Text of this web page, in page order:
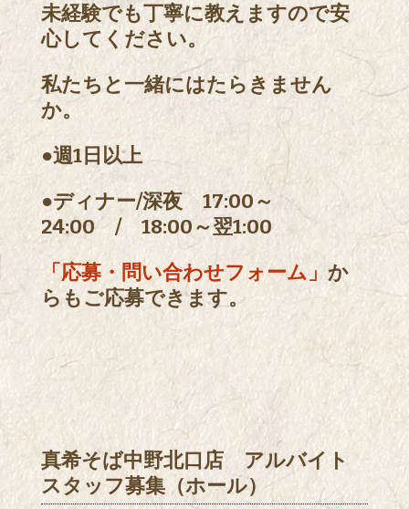
未経験でも丁寧に教えますので安
心してください。
私たちと一緒にはたらきません
か。
●週1日以上
●ディナー/深夜 17:00～
24:00 / 18:00～翌1:00
「応募・問い合わせフォーム」 か
らもご応募できます。
真希そば中野北口店 アルバイト
スタッフ募集（ホール）